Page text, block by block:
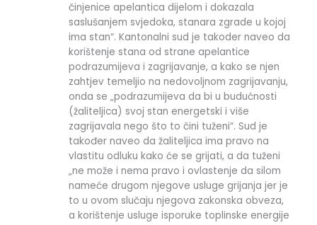
činjenice apelantica dijelom i dokazala
saslušanjem svjedoka, stanara zgrade u kojoj
ima stan“. Kantonalni sud je takoder naveo da
korištenje stana od strane apelantice
podrazumijeva i zagrijavanje, a kako se njen
zahtjev temeljio na nedovoljnom zagrijavanju,
onda se „podrazumijeva da bi u budućnosti
(žaliteljica) svoj stan energetski i više
zagrijavala nego što to čini tuženi“. Sud je
također naveo da žaliteljica ima pravo na
vlastitu odluku kako će se grijati, a da tuženi
„ne može i nema pravo i ovlastenje da silom
nameće drugom njegove usluge grijanja jer je
to u ovom slučaju njegova zakonska obveza,
a korištenje usluge isporuke toplinske energije